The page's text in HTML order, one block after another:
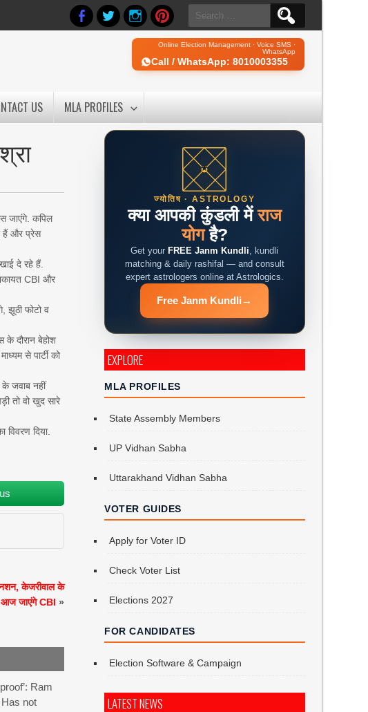
Search
for:
Online Election Management · Voice SMS ·
WhatsApp
Call / WhatsApp: 8010003355
US MLA PROFILES
जाएंगे. कपिल
हैं और प्रेस
दे रहे हैं.
CBI और
झूठी फोटो व
के दौरान बेहोश
से पार्टी को
जवाब नहीं
तो वो खुद सारे
दिया.
केजरीवाल के
आज जाएंगे CBI »
Ram
not
ज्योतिष · ASTROLOGY
क्या आपकी कुंडली मेंराज
योगहै?
Get your FREE Janm Kundli, kundli
matching & daily rashifal — and consult
expert astrologers online at Astrologics.
Free Janm Kundli →
EXPLORE
MLA PROFILES
State Assembly Members
UP Vidhan Sabha
Uttarakhand Vidhan Sabha
VOTER GUIDES
Apply for Voter ID
Check Voter List
Elections 2027
FOR CANDIDATES
Election Software & Campaign
LATEST NEWS